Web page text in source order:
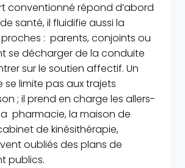
conventionné répond d’abord
santé, il fluidifie aussi la
: parents, conjoints ou
se décharger de la conduite
sur le soutien affectif. Un
se limite pas aux trajets
; il prend en charge les allers-
pharmacie, la maison de
de kinésithérapie,
oubliés des plans de
publics.